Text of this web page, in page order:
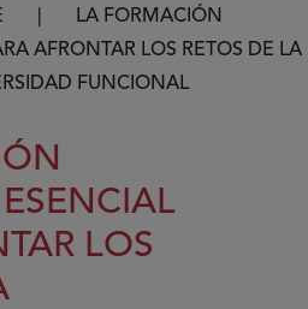
LA FORMACIÓN
AFRONTAR LOS RETOS DE LA
FUNCIONAL
LOS